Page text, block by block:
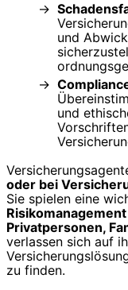
und
und
oder bei
Sie spielen eine
Privatpersonen,
verlassen sich auf
zu finden.